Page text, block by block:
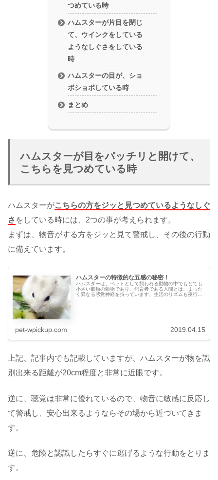
つめている時
ハムスターが片目を閉じ
て、ウインクをしている
ようなしぐさをしている
時
ハムスターの目が、ショ
ボショボしている時
まとめ
ハムスターが目をパッチリと開けて、
こちらを見つめている時
ハムスターがこちらの方をジッと見つめているようなしぐ
さ をしている時には、2つの事が考えられます。
まずは、物音がする方をジッと見て警戒し、その後の行動
に備えています。
ハムスターの特徴的な五感の秘密！
ハムスターは、ペットとして飼われる動物の中でもとても
小さい部類の動物であり、飼育者である人間とは、まった
く異なる感覚神経を持っています。生活のリズムも夜行性
pet-wpickup.com 2019.04.15
上記、記事内でも記載していますが、ハムスターが物を識
別出来る距離が20cm程度と非常に近眼です。
逆に、聴覚は非常に優れているので、物音に敏感に反応し
て警戒し、安心出来るようならその場から近づいてきま
す。
逆に、危険と認識したらすぐに逃げるような行動をとりま
す。